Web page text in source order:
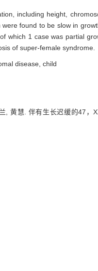
including height,
found to be slow in
which 1 case was partial
of super-female syndrome.
disease, child
, 黄慧. 伴有生长迟缓的47